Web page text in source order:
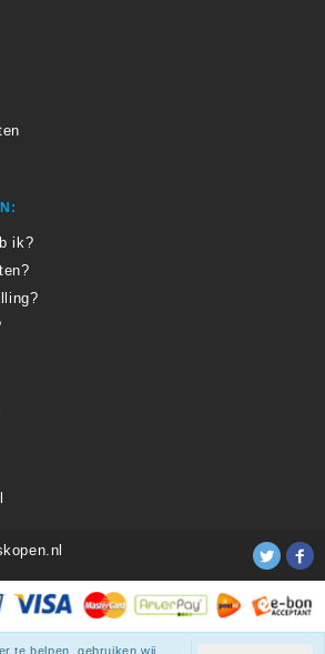
ik?
prijzen zijn inclusief 21% BTW.
te helpen, gebruiken wij